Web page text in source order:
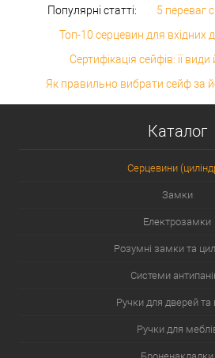
Популярні статті:
5 переваг
Топ-10 серцевин для вхідних
Сертифікація сейфів: її
Як правильно вибрати сейф за
Каталог
Серцевини
Замки
Електрозамки
Розумні замки та
Системи
Ручки для дверей та
Ручки для